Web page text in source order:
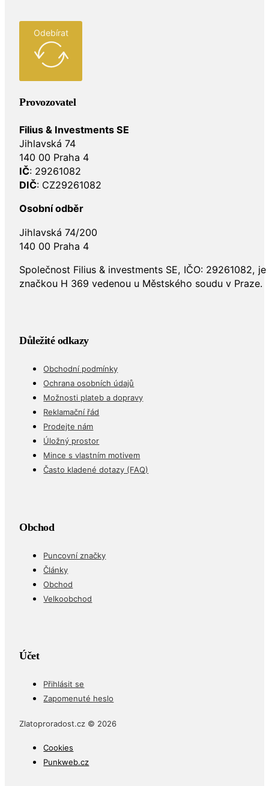
Odebírat
Provozovatel
Filius & Investments SE
Jihlavská 74
140 00 Praha 4
IČ: 29261082
DIČ: CZ29261082
Osobní odběr
Jihlavská 74/200
140 00 Praha 4
Společnost Filius & investments SE, IČO: 29261082,
značkou H 369 vedenou u Městského soudu v Praze.
Důležité odkazy
Obchodní podmínky
Ochrana osobních údajů
Možnosti plateb a dopravy
Reklamační řád
Prodejte nám
Úložný prostor
Mince s vlastním motivem
Často kladené dotazy (FAQ)
Obchod
Puncovní značky
Články
Obchod
Velkoobchod
Účet
Přihlásit se
Zapomenuté heslo
Zlatoproradost.cz © 2026
Cookies
Punkweb.cz